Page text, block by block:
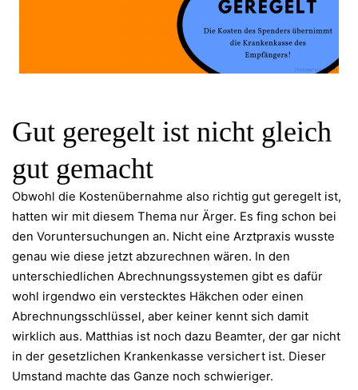
Gut geregelt ist nicht gleich
gut gemacht
Obwohl die Kostenübernahme also richtig gut geregelt ist,
hatten wir mit diesem Thema nur Ärger. Es fing schon bei
den Voruntersuchungen an. Nicht eine Arztpraxis wusste
genau wie diese jetzt abzurechnen wären. In den
unterschiedlichen Abrechnungssystemen gibt es dafür
wohl irgendwo ein verstecktes Häkchen oder einen
Abrechnungsschlüssel, aber keiner kennt sich damit
wirklich aus. Matthias ist noch dazu Beamter, der gar nicht
in der gesetzlichen Krankenkasse versichert ist. Dieser
Umstand machte das Ganze noch schwieriger.